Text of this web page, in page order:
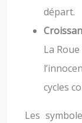
départ.
La
cycles
Les